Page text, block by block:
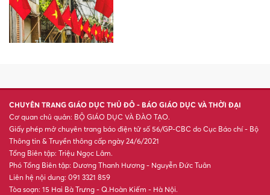
CHUYÊN TRANG GIÁO DỤC THỦ ĐÔ - BÁO GIÁO DỤC VÀ THỜI ĐẠI
Cơ quan chủ quản: BỘ GIÁO DỤC VÀ ĐÀO TẠO.
Giấy phép mở chuyên trang báo điện tử số 56/GP-CBC do Cục Báo chí - Bộ
Thông tin & Truyền thông cấp ngày 24/6/2021
Tổng Biên tập: Triệu Ngọc Lâm.
Phó Tổng Biên tập: Dương Thanh Hương - Nguyễn Đức Tuân
Liên hệ nội dung: 091 3321 859
Tòa soạn: 15 Hai Bà Trưng - Q.Hoàn Kiếm - Hà Nội.